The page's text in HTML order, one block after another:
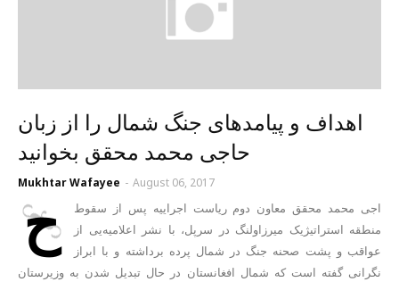
اهداف و پیامدهای جنگ شمال را از زبان
حاجی محمد محقق بخوانید
Mukhtar Wafayee - August 06, 2017
ح
اجی محمد محقق معاون دوم ریاست اجراییه پس از سقوط
منطقه استراتیژیک میرزاولنگ در سرپل، با نشر اعلامیه‌یی از
عواقب و پشت صحنه جنگ در شمال پرده برداشته و با ابراز
نگرانی گفته است که شمال افغانستان در حال تبدیل شدن به وزیرستان